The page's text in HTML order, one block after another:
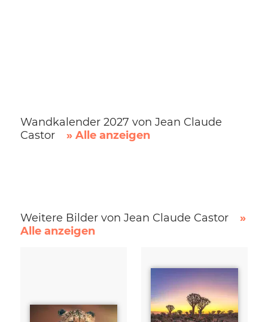
Wandkalender 2027 von Jean Claude
Castor
» Alle anzeigen
Weitere Bilder von Jean Claude Castor
»
Alle anzeigen